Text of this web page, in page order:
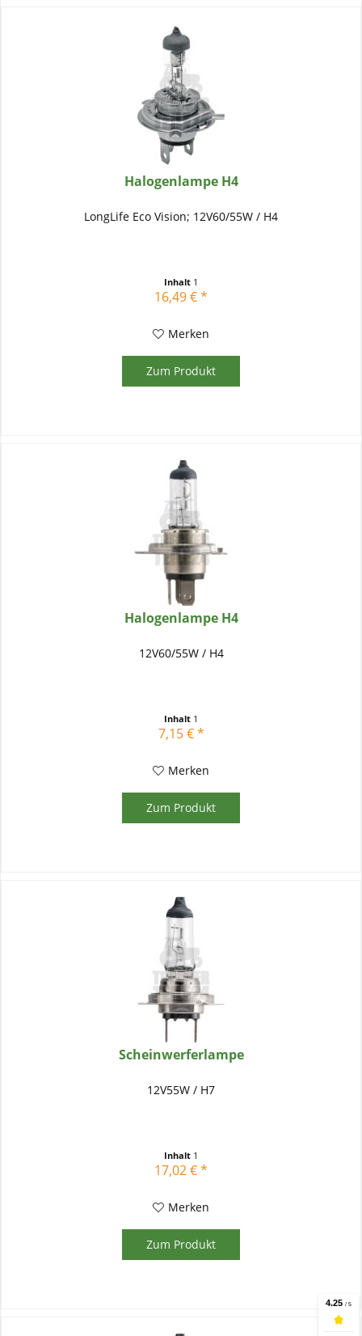
Halogenlampe H4
LongLife Eco Vision; 12V60/55W / H4
Inhalt 1
16,49 € *
Merken
Zum Produkt
Halogenlampe H4
12V60/55W / H4
Inhalt 1
7,15 € *
Merken
Zum Produkt
Scheinwerferlampe
12V55W / H7
Inhalt 1
17,02 € *
Merken
Zum Produkt